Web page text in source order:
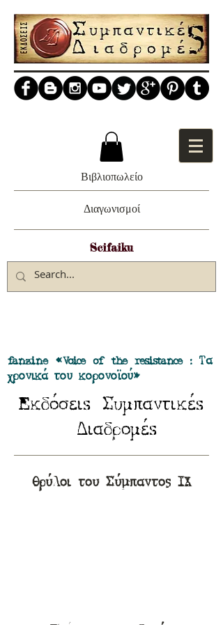
Βιβλιοπωλείο
Διαγωνισμοί
Scifaiku
fanzine «Voice of the resistance : Τα
χρονικά του κορονοϊού»
Eκδόσειs Συμπαντικέs
Διαδρομέs
Θρύλοι του Σύμπαντος ΙΧ